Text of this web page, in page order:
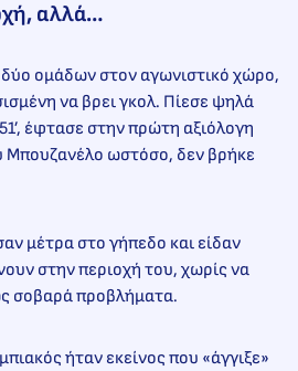
αλλά…
ομάδων στον αγωνιστικό χώρο,
να βρει γκολ. Πίεσε ψηλά
έφτασε στην πρώτη αξιόλογη
Μπουζανέλο ωστόσο, δεν βρήκε
μέτρα στο γήπεδο και είδαν
στην περιοχή του, χωρίς να
σοβαρά προβλήματα.
ήταν εκείνος που «άγγιξε»